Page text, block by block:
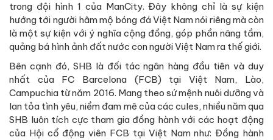
trong đội hình 1 của ManCity. Đây không chỉ là sự kiện
hướng tới người hâm mộ bóng đá Việt Nam nói riêng mà còn
là một sự kiện với ý nghĩa cộng đồng, góp phần nâng tầm,
quảng bá hình ảnh đất nước con người Việt Nam ra thế giới.
Bên cạnh đó, SHB là đối tác ngân hàng đầu tiên và duy
nhất của FC Barcelona (FCB) tại Việt Nam, Lào,
Campuchia từ năm 2016. Mang theo sứ mệnh nuôi dưỡng và
lan tỏa tình yêu, niềm đam mê của các cules, nhiều năm qua
SHB luôn tích cực tham gia đồng hành với các hoạt động
của Hội cổ động viên FCB tại Việt Nam như: Đồng hành